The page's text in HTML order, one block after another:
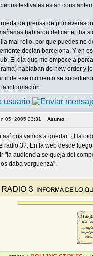
festivales estan
de prensa de
hablaron del cartel. ha
mal rollo, por que puedes no
decian barcelona. Y en
El día que me empece a
hablaban de new order y
de ese momento se
información.
05, 2005 23:31 Asunto:
así nos vamos a quedar. ¿Ha
radio 3?. En la web desde
"la audiencia se queja del
daba verguenza".